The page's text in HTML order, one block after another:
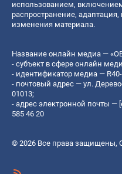
использованием,
распространение,
изменения материала.
Название онлайн медиа —
- субъект в сфере онлайн
- идентификатор медиа —
- почтовый адрес — ул.
01013;
- адрес электронной почты —
585 46 20
© 2026 Все права защищены,